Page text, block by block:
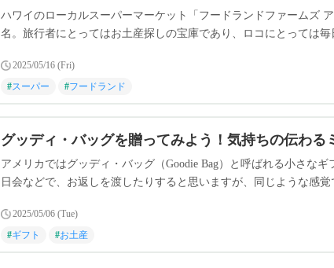
ハワイのローカルスーパーマーケット「フードランドファームズ
名。旅行者にとってはお土産探しの宝庫であり、ロコにとっては
す。2025/05/16 (Fri)
#スーパー #フードランド
グッディ・バッグを贈ってみよう！気持ちの伝わる
アメリカではグッディ・バッグ（Goodie Bag）と呼ばれる小さな
日会などで、お返しを渡したりすると思いますが、同じような感
ィなどでも準備されていることがしばしば。今回はお土産として
可愛いお店のご紹介をしたいと思います！
2025/05/06 (Tue)
#ギフト #お土産